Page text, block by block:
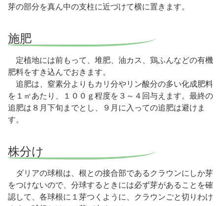
芽の部分を真ん中の支柱に近づけて横に置きます。
施肥
定植地には前もって、堆肥、油カス、鶏ふんなどの有機
肥料をすき込んでおきます。
追肥は、窒素分よりもカリ分やリン酸分の多い化成肥料
を１㎡あたり、１００ｇ程度を３～４回与えます。最終の
追肥は８月下旬までとし、９月に入っての追肥は避けま
す。
株分け
ダリアの球根は、根との接合部であるクラウンにしか芽
をつけないので、分球するときには必ず芽があることを確
認して、各球根に１芽つくように、クラウンごと切りわけ